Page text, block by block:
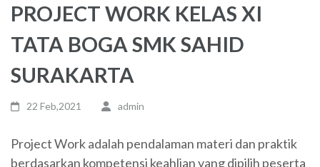
PROJECT WORK KELAS XI
TATA BOGA SMK SAHID
SURAKARTA
22 Feb,2021 admin
Project Work adalah pendalaman materi dan praktik
berdasarkan kompetensi keahlian yang dipilih peserta